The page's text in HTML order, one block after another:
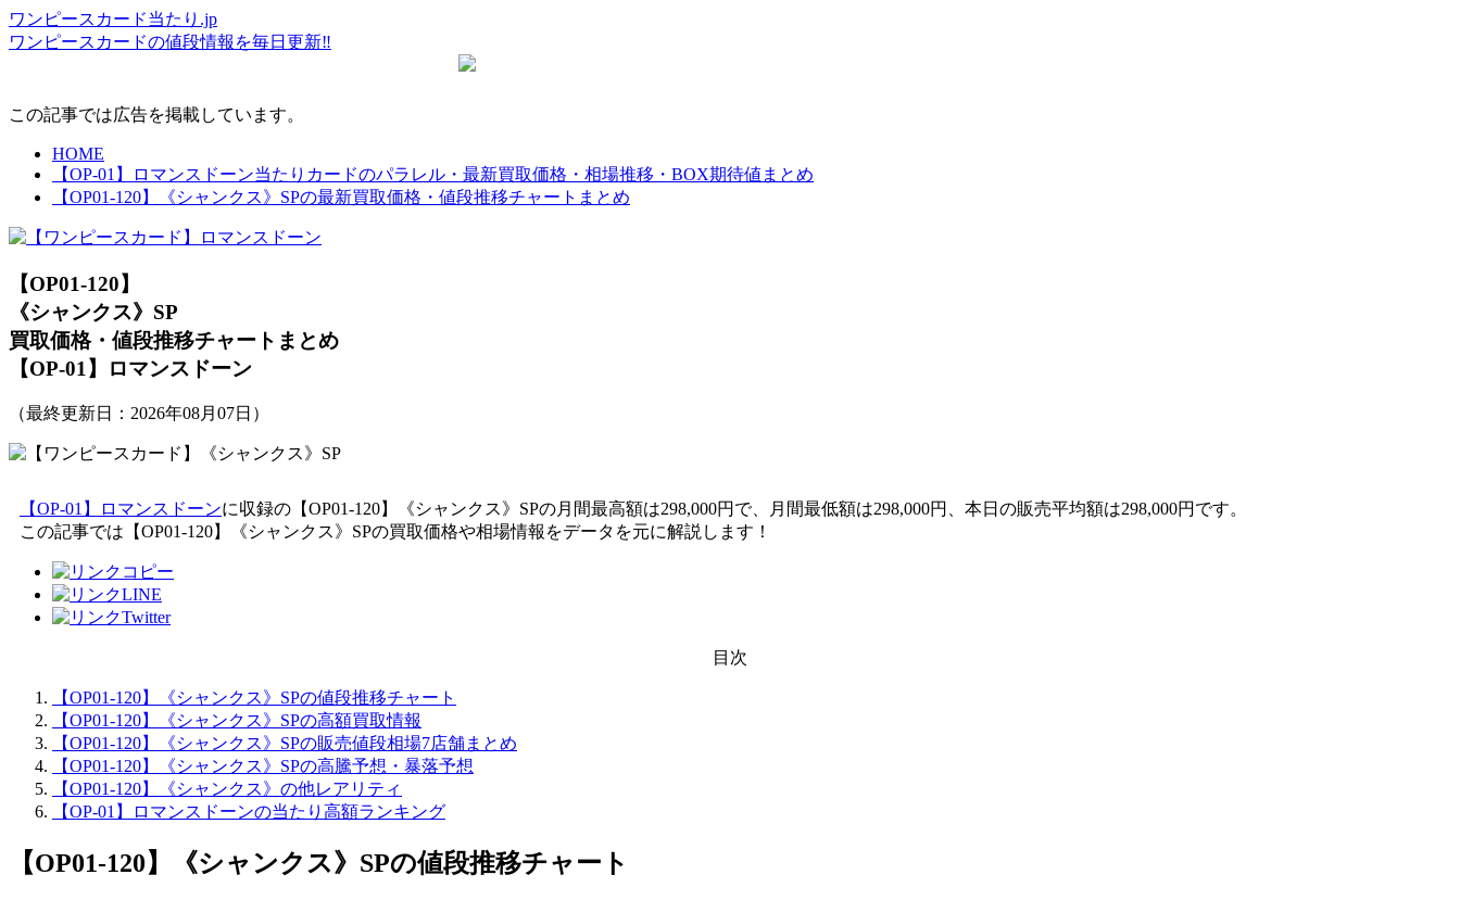
ワンピースカード当たり.jp
ワンピースカードの値段情報を毎日更新‼
この記事では広告を掲載しています。
HOME
【OP-01】ロマンスドーン当たりカードのパラレル・最新買取価格・相場推移・BOX期待値まとめ
【OP01-120】《シャンクス》SPの最新買取価格・値段推移チャートまとめ
【OP01-120】
《シャンクス》SP
買取価格・値段推移チャートまとめ
【OP-01】ロマンスドーン
（最終更新日： 2026年08月07日 ）
【OP-01】ロマンスドーンに収録の【OP01-120】《シャンクス》SPの月間最高額は298,000円で、月間最低額は298,000円、本日の販売平均額は298,000円です。
この記事では【OP01-120】《シャンクス》SPの買取価格や相場情報をデータを元に解説します！
目次
【OP01-120】《シャンクス》SPの値段推移チャート
【OP01-120】《シャンクス》SPの高額買取情報
【OP01-120】《シャンクス》SPの販売値段相場7店舗まとめ
【OP01-120】《シャンクス》SPの高騰予想・暴落予想
【OP01-120】《シャンクス》の他レアリティ
【OP-01】ロマンスドーンの当たり高額ランキング
【OP01-120】《シャンクス》SPの値段推移チャート